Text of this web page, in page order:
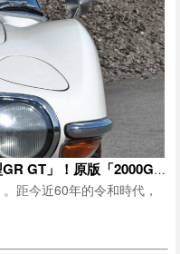
Toyota發表「2000GT後繼車型 新型GR GT」！原版「2000GT」是什麼樣的車？ 「相當於5台Corolla的價格」搭載Toyota首度技術！元祖「日製超跑」與GR GT的關係
距今近60年的令和時代，